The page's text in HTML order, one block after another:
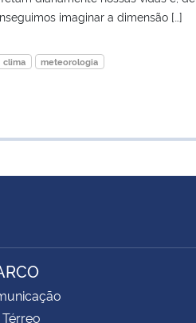
imaginar a dimensão […]
clima meteorologia